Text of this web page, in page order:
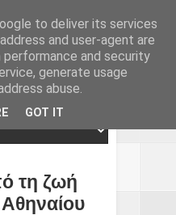
τη ζωή
to deliver its services
and user-agent are
and security
generate usage
abuse.
GOT IT